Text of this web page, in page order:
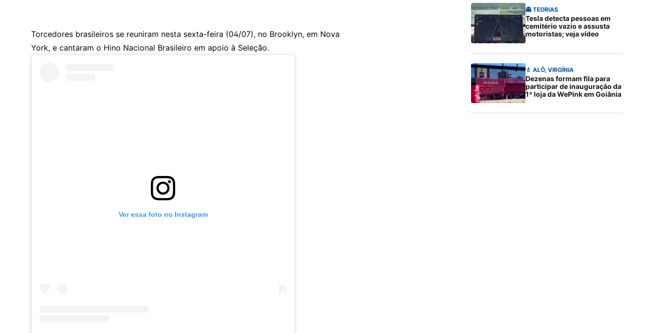
Torcedores brasileiros se reuniram nesta sexta-feira (04/07), no Brooklyn, em Nova
York, e cantaram o Hino Nacional Brasileiro em apoio à Seleção.
Ver essa foto no Instagram
👻 TEORIAS
Tesla detecta pessoas em
cemitério vazio e assusta
motoristas; veja vídeo
💄 ALÔ, VIRGÍNIA
Dezenas formam fila para
participar de inauguração da
1ª loja da WePink em Goiânia